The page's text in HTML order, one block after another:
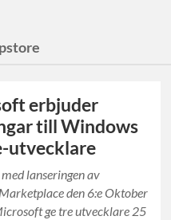
erbjuder
till Windows
utvecklare
lanseringen av
den 6:e Oktober
ge tre utvecklare 25